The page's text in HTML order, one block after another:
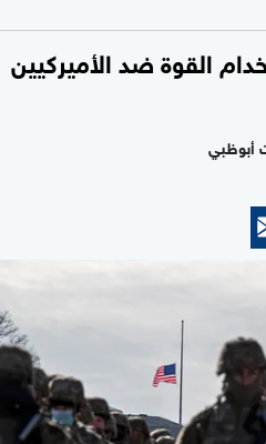
القوة ضد الأميركيين